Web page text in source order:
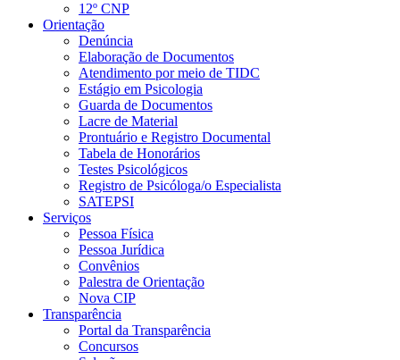
12º CNP
Orientação
Denúncia
Elaboração de Documentos
Atendimento por meio de TIDC
Estágio em Psicologia
Guarda de Documentos
Lacre de Material
Prontuário e Registro Documental
Tabela de Honorários
Testes Psicológicos
Registro de Psicóloga/o Especialista
SATEPSI
Serviços
Pessoa Física
Pessoa Jurídica
Convênios
Palestra de Orientação
Nova CIP
Transparência
Portal da Transparência
Concursos